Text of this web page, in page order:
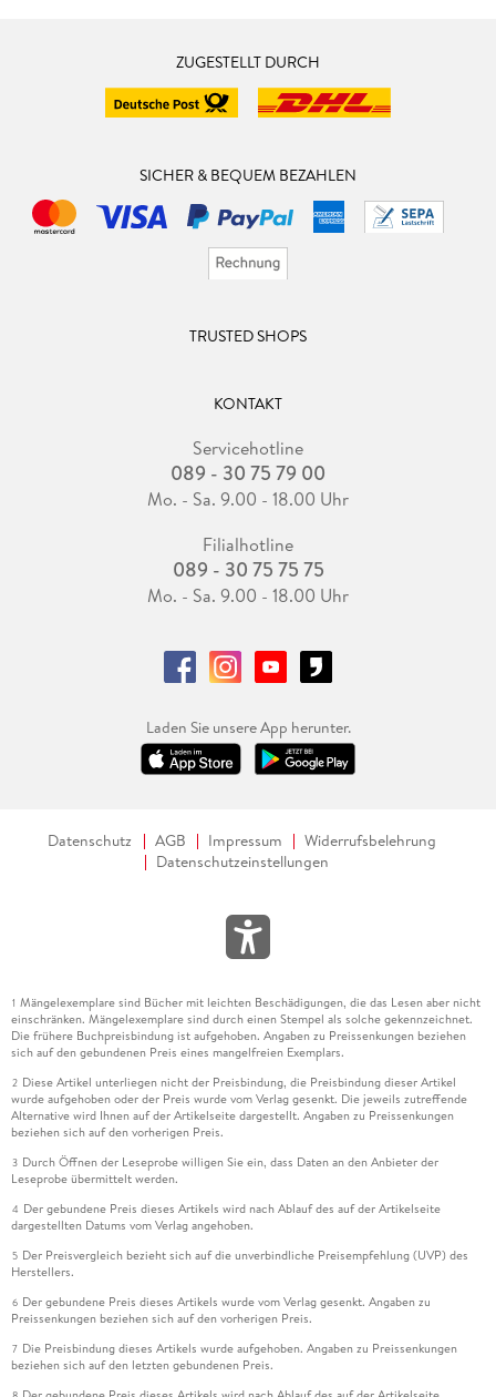
ZUGESTELLT DURCH
SICHER & BEQUEM BEZAHLEN
TRUSTED SHOPS
KONTAKT
Servicehotline
089 - 30 75 79 00
Mo. - Sa. 9.00 - 18.00 Uhr
Filialhotline
089 - 30 75 75 75
Mo. - Sa. 9.00 - 18.00 Uhr
Laden Sie unsere App herunter.
Datenschutz AGB Impressum
Widerrufsbelehrung
Datenschutzeinstellungen
1 Mängelexemplare sind Bücher mit leichten Beschädigungen, die das Lesen aber nicht
einschränken. Mängelexemplare sind durch einen Stempel als solche gekennzeichnet.
Die frühere Buchpreisbindung ist aufgehoben. Angaben zu Preissenkungen beziehen
sich auf den gebundenen Preis eines mangelfreien Exemplars.
2 Diese Artikel unterliegen nicht der Preisbindung, die Preisbindung dieser Artikel
wurde aufgehoben oder der Preis wurde vom Verlag gesenkt. Die jeweils zutreffende
Alternative wird Ihnen auf der Artikelseite dargestellt. Angaben zu Preissenkungen
beziehen sich auf den vorherigen Preis.
3 Durch Öffnen der Leseprobe willigen Sie ein, dass Daten an den Anbieter der
Leseprobe übermittelt werden.
4 Der gebundene Preis dieses Artikels wird nach Ablauf des auf der Artikelseite
dargestellten Datums vom Verlag angehoben.
5 Der Preisvergleich bezieht sich auf die unverbindliche Preisempfehlung (UVP) des
Herstellers.
6 Der gebundene Preis dieses Artikels wurde vom Verlag gesenkt. Angaben zu
Preissenkungen beziehen sich auf den vorherigen Preis.
7 Die Preisbindung dieses Artikels wurde aufgehoben. Angaben zu Preissenkungen
beziehen sich auf den letzten gebundenen Preis.